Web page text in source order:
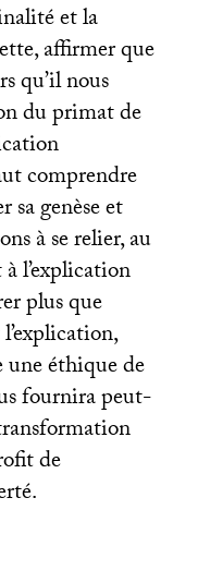
et la
affirmer que
qu’il nous
du primat de
comprendre
sa genèse et
à se relier, au
l’explication
plus que
une éthique de
fournira peut-
de